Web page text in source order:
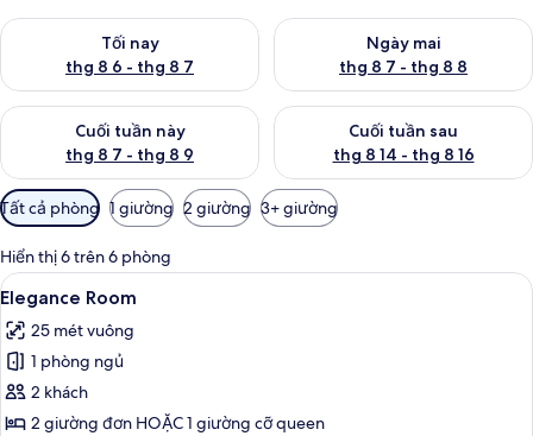
Tối nay
thg 8 6 - thg 8 7
Kiểm tra lượng phòng tối nay từ thg 8 6 - thg 8 7
Ngày mai
thg 8 7 - thg 8 8
Kiểm tra lượng phòng ngày
Cuối tuần này
thg 8 7 - thg 8 9
Kiểm tra lượng phòng cuối tuần này từ thg 8 7 - thg 8 9
Cuối tuần sau
thg 8 14 - thg 8 16
Kiểm tra lượng phòng cuối
Bộ
lọc
có
thể
dùng
để
lọc
tìm
phòng
Tất cả phòng 1 giường 2 giường 3+ giường
Hiển thị 6 trên 6 phòng
Xem
tất
cả
ảnh
Elegance
Room
Bộ đồ giường cao cấp, minibar, két
4
Elegance Room
25 mét vuông
1 phòng ngủ
2 khách
2 giường đơn HOẶC 1 giường cỡ queen